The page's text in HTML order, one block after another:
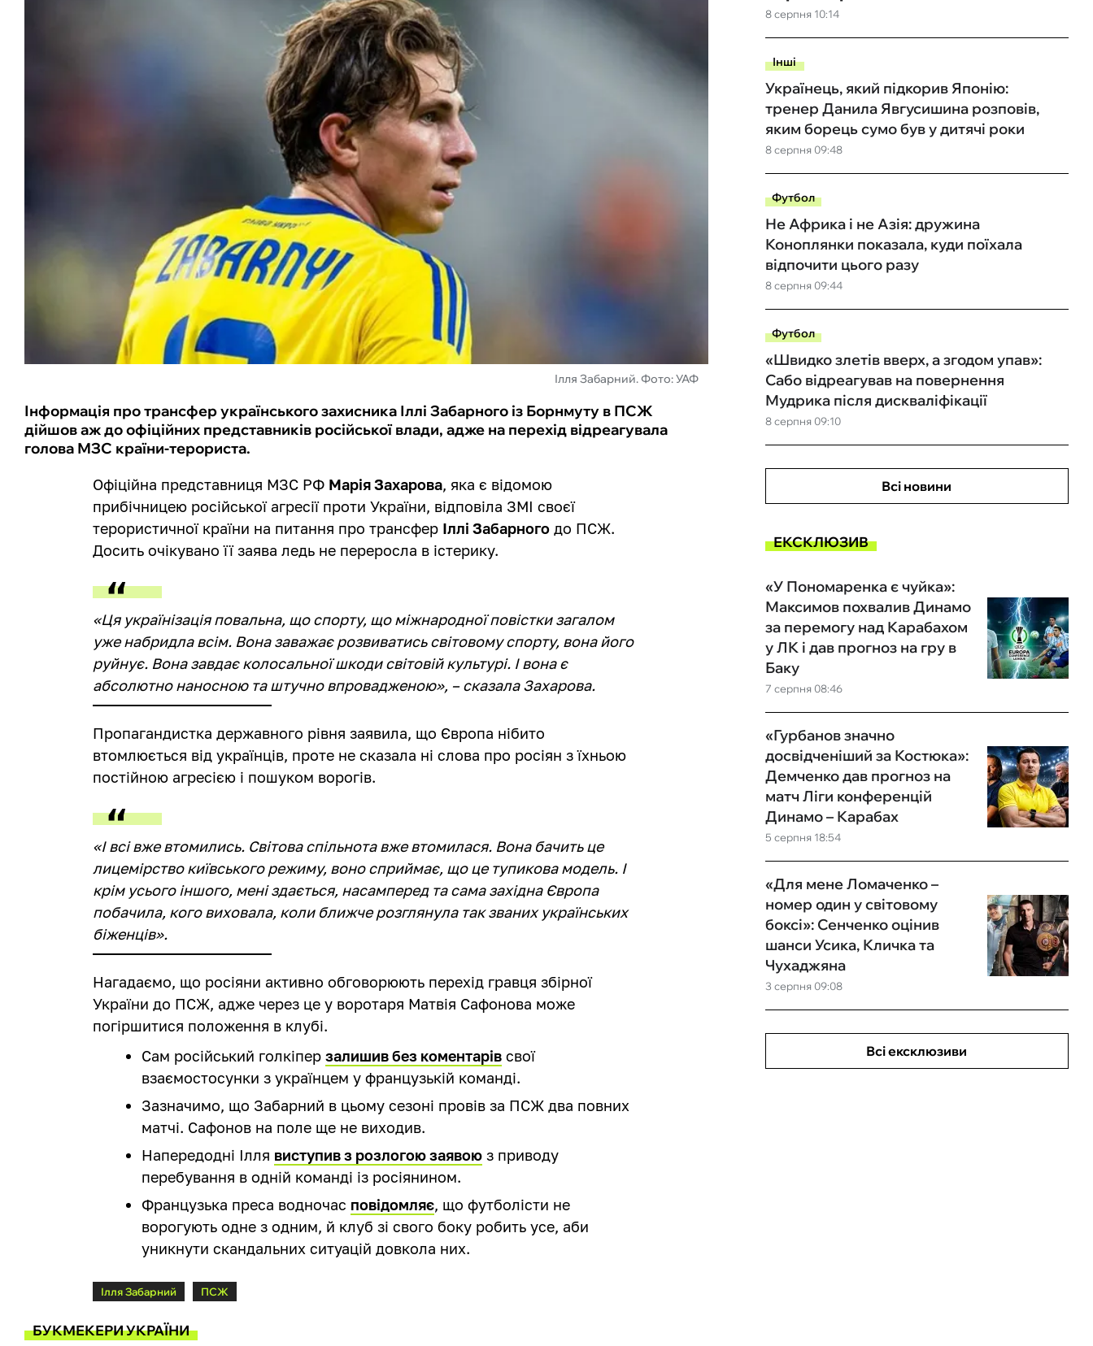
Ілля Забарний. Фото: УАФ
Інформація про трансфер українського захисника Іллі Забарного із Борнмуту в ПСЖ
дійшов аж до офіційних представників російської влади, адже на перехід відреагувала
голова МЗС країни-терориста.
Офіційна представниця МЗС РФ Марія Захарова, яка є відомою
прибічницею російської агресії проти України, відповіла ЗМІ своєї
терористичної країни на питання про трансфер Іллі Забарного до ПСЖ.
Досить очікувано її заява ледь не переросла в істерику.
«Ця українізація повальна, що спорту, що міжнародної повістки загалом
уже набридла всім. Вона заважає розвиватись світовому спорту, вона його
руйнує. Вона завдає колосальної шкоди світовій культурі. І вона є
абсолютно наносною та штучно впровадженою», – сказала Захарова.
Пропагандистка державного рівня заявила, що Європа нібито
втомлюється від українців, проте не сказала ні слова про росіян з їхньою
постійною агресією і пошуком ворогів.
«І всі вже втомились. Світова спільнота вже втомилася. Вона бачить це
лицемірство київського режиму, воно сприймає, що це тупикова модель. І
крім усього іншого, мені здається, насамперед та сама західна Європа
побачила, кого виховала, коли ближче розглянула так званих українських
біженців».
Нагадаємо, що росіяни активно обговорюють перехід гравця збірної
України до ПСЖ, адже через це у воротаря Матвія Сафонова може
погіршитися положення в клубі.
Сам російський голкіперзалишив без коментарів свої
взаємостосунки з українцем у французькій команді.
Зазначимо, що Забарний в цьому сезоні провів за ПСЖ два повних
матчі. Сафонов на поле ще не виходив.
Напередодні Ілля виступив з розлогою заявою з приводу
перебування в одній команді із росіянином.
Французька преса водночас повідомляє, що футболісти не
ворогують одне з одним, й клуб зі свого боку робить усе, аби
уникнути скандальних ситуацій довкола них.
Ілля Забарний ПСЖ
БУКМЕКЕРИ УКРАЇНИ
8 серпня 10:14
Інші
8 серпня 09:48
Українець, який підкорив Японію:
тренер Данила Явгусишина розповів,
яким борець сумо був у дитячі роки
Футбол
8 серпня 09:44
Не Африка і не Азія: дружина
Коноплянки показала, куди поїхала
відпочити цього разу
Футбол
8 серпня 09:10
«Швидко злетів вверх, а згодом упав»:
Сабо відреагував на повернення
Мудрика після дискваліфікації
Всі новини
ЕКСКЛЮЗИВ
7 серпня 08:46
«У Пономаренка є чуйка»:
Максимов похвалив Динамо
за перемогу над Карабахом
у ЛК і дав прогноз на гру в
Баку
5 серпня 18:54
«Гурбанов значно
досвідченіший за Костюка»:
Демченко дав прогноз на
матч Ліги конференцій
Динамо – Карабах
3 серпня 09:08
«Для мене Ломаченко –
номер один у світовому
боксі»: Сенченко оцінив
шанси Усика, Кличка та
Чухаджяна
Всі ексклюзиви